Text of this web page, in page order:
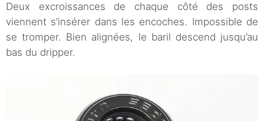
Deux excroissances de chaque côté des posts
viennent s’insérer dans les encoches. Impossible de
se tromper. Bien alignées, le baril descend jusqu’au
bas du dripper.